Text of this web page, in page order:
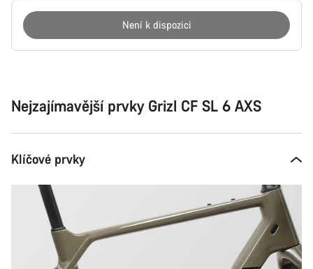
Není k dispozici
Nejzajímavější prvky Grizl CF SL 6 AXS
Klíčové prvky